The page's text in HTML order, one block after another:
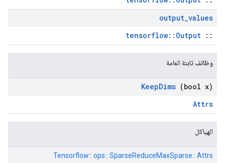
output_values
::
tensorflow::Output
وظائف ثابتة العامة
KeepDims (bool x)
Attrs
الهياكل
Tensorflow:: ops:: SparseReduceMaxSparse:: Attrs